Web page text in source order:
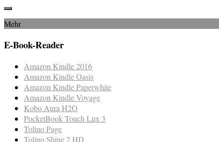
Mehr
E-Book-Reader
Amazon Kindle 2016
Amazon Kindle Oasis
Amazon Kindle Paperwhite
Amazon Kindle Voyage
Kobo Aura H2O
PocketBook Touch Lux 3
Tolino Page
Tolino Shine 2 HD